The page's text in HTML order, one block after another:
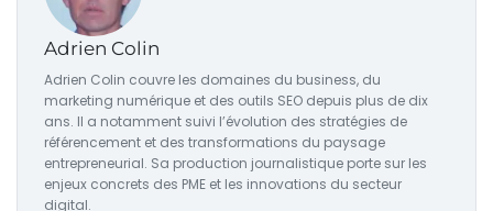
Adrien Colin
Adrien Colin couvre les domaines du business, du
marketing numérique et des outils SEO depuis plus de dix
ans. Il a notamment suivi l’évolution des stratégies de
référencement et des transformations du paysage
entrepreneurial. Sa production journalistique porte sur les
enjeux concrets des PME et les innovations du secteur
digital.